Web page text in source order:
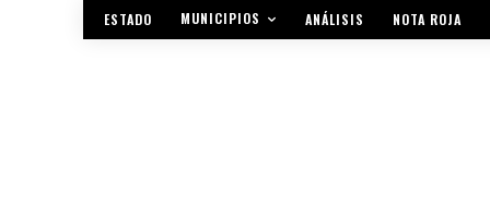
ESTADO MUNICIPIOS ANÁLISIS NOTA ROJA